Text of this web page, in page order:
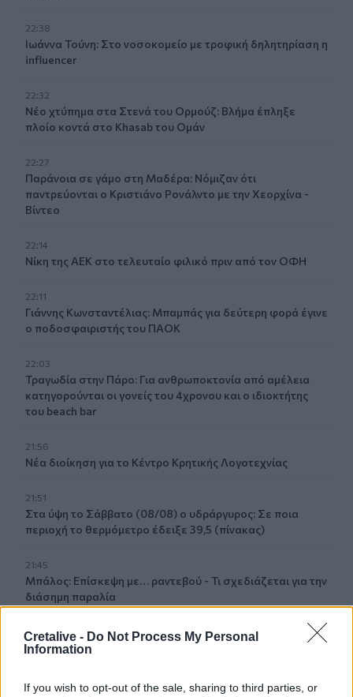
Cretalive - Do Not Process My Personal
Information
If you wish to opt-out of the sale, sharing to third parties, or
22:38
Ιωάννα Τούνη: Στο νοσοκομείο με τροφική δηλητηρίαση η
influencer
22:32
Νέο χτύπημα στα Στενά του Ορμούζ: Βλήμα έπληξε
πλοίο κοντά στο Khasab του Ομάν
22:27
Παράνοια σε γάμο στη Μαδέρα: Νόμιζαν ότι
παντρεύονται ο Κριστιάνο Ρονάλντο με την Χεορχίνα -
Βίντεο
22:14
Nίκη της ΑΕΚ στο τελευταίο φιλικό πριν από τον ΟΦΗ
22:11
Γιάννης Κωνσταντέλιας: Μπαμπάς για δεύτερη φορά έγινε
ο ποδοσφαιριστής του ΠΑΟΚ
22:03
Τραγωδία στην Πάρο: Για ανθρωποκτονία από αμέλεια
κατηγορούνται οι γονείς του 4χρονου και ο ιδιοκτήτης
του beach bar
21:56
Νέα διοίκηση για το Κέντρο Κρητικής Λογοτεχνίας
21:51
Στα ύψη το Σάββατο (08/08) ο υδράργυρος: Σε ποια
περιοχή το θερμόμετρο έδειξε 39,5 (πίνακας)
21:45
Μπάλος: Επίσκεψη με… ραντεβού - Τι σχεδιάζεται για την
διάσημη παραλία
21:36
Από τη Νέα Αλικαρνασσό στη Νίκαια της Γαλλίας με το